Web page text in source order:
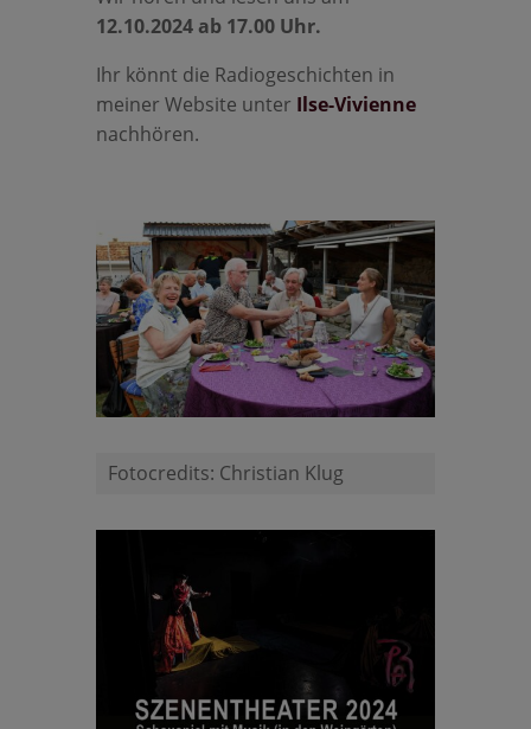
12.10.2024 ab 17.00 Uhr.
Ihr könnt die Radiogeschichten in
meiner Website unter Ilse-Vivienne
nachhören.
Fotocredits: Christian Klug